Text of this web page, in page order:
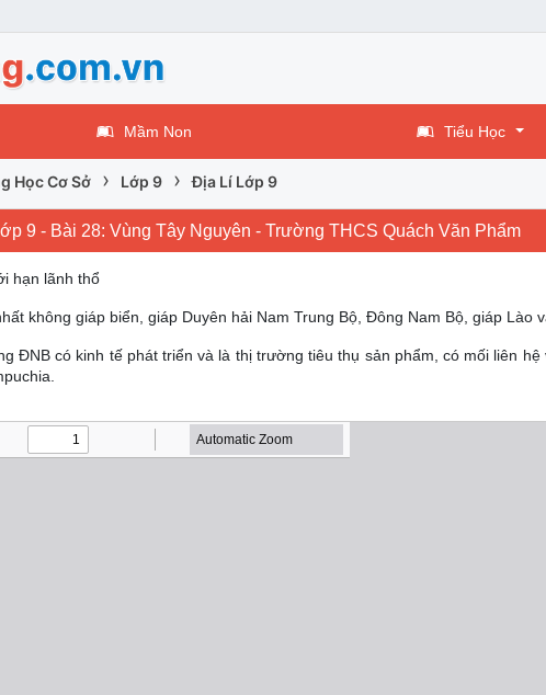
Mầm Non Tiểu Học
Học Cơ Sở › Lớp 9 › Địa Lí Lớp 9
9 - Bài 28: Vùng Tây Nguyên - Trường THCS Quách Văn Phẩm
hạn lãnh thổ
không giáp biển, giáp Duyên hải Nam Trung Bộ, Đông Nam Bộ, giáp Lào
ĐNB có kinh tế phát triển và là thị trường tiêu thụ sản phẩm, có mối liên